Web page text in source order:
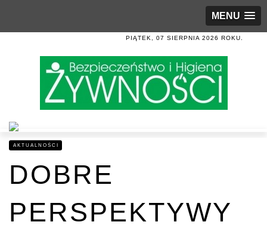
MENU
PIĄTEK, 07 SIERPNIA 2026 ROKU.
AKTUALNOŚCI
DOBRE
PERSPEKTYWY